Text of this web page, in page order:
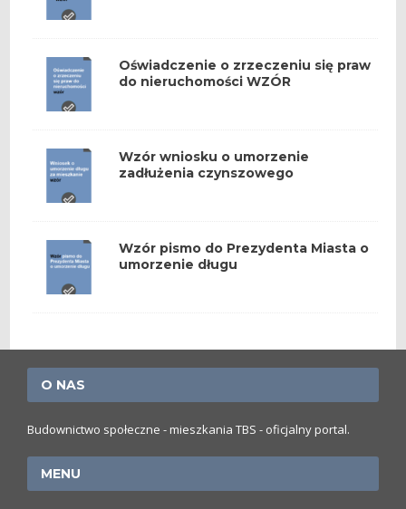
Oświadczenie o zrzeczeniu się praw
do nieruchomości WZÓR
Wzór wniosku o umorzenie
zadłużenia czynszowego
Wzór pismo do Prezydenta Miasta o
umorzenie długu
O NAS
Budownictwo społeczne - mieszkania TBS - oficjalny portal.
MENU